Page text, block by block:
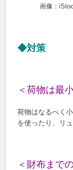
画像：
◆対策
＜荷物は最
荷物はなるべく
を使ったり、リ
＜財布まで